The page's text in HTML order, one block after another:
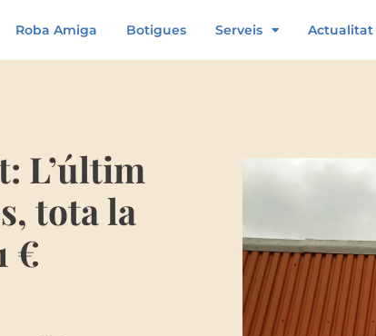
Roba Amiga Botigues Serveis Actualitat
L’últim
tota la
€